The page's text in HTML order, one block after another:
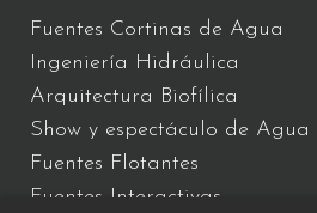
Fuentes Cortinas de Agua
Ingeniería Hidráulica
Arquitectura Biofílica
Show y espectáculo de Agua
Fuentes Flotantes
Fuentes Interactivas